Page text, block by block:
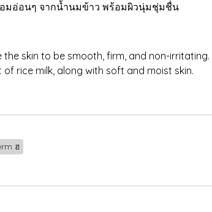
มอ่อนๆ จากน้ำนมข้าว พร้อมผิวนุ่มชุ่มชื่น
the skin to be smooth, firm, and non-
of rice milk, along with soft and moist skin.
ฮ